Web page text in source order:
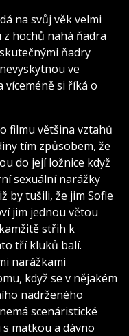
na svůj věk velmi
hochů nahá ňadra
ňadry
ve
víceméně si říká o
filmu většina vztahů
tím způsobem, že
do její ložnice když
sexuální narážky
by tušili, že jim Sofie
jim jednou větou
střih k
tří kluků balí.
narážkami
když se v nějakém
nadrženého
scenáristické
matkou a dávno